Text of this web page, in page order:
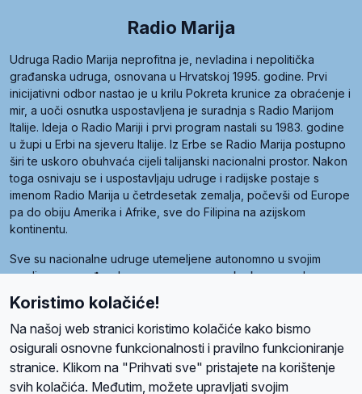
Radio Marija
Udruga Radio Marija neprofitna je, nevladina i nepolitička
građanska udruga, osnovana u Hrvatskoj 1995. godine. Prvi
inicijativni odbor nastao je u krilu Pokreta krunice za obraćenje i
mir, a uoči osnutka uspostavljena je suradnja s Radio Marijom
Italije. Ideja o Radio Mariji i prvi program nastali su 1983. godine
u župi u Erbi na sjeveru Italije. Iz Erbe se Radio Marija postupno
širi te uskoro obuhvaća cijeli talijanski nacionalni prostor. Nakon
toga osnivaju se i uspostavljaju udruge i radijske postaje s
imenom Radio Marija u četrdesetak zemalja, počevši od Europe
pa do obiju Amerika i Afrike, sve do Filipina na azijskom
kontinentu.
Sve su nacionalne udruge utemeljene autonomno u svojim
zemljama, a međusobna su povezane preko krovne udruge
pod nazivom Svjetska obitelj Radio Marije (World Family of
Radio Maria). Svjetsku obitelj utemeljilo je sedam članica, među
kojima je i hrvatska Udruga Radio Marija.
Koristimo kolačiće!
Na našoj web stranici koristimo kolačiće kako bismo
osigurali osnovne funkcionalnosti i pravilno funkcioniranje
stranice. Klikom na "Prihvati sve" pristajete na korištenje
svih kolačića. Međutim, možete upravljati svojim